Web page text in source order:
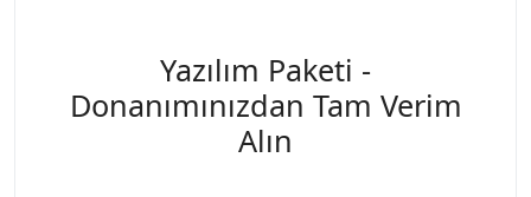
Yazılım Paketi -
Donanımınızdan Tam Verim
Alın